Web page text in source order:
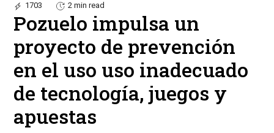
1703
2 min read
Pozuelo impulsa un
proyecto de prevención
en el uso uso inadecuado
de tecnología, juegos y
apuestas